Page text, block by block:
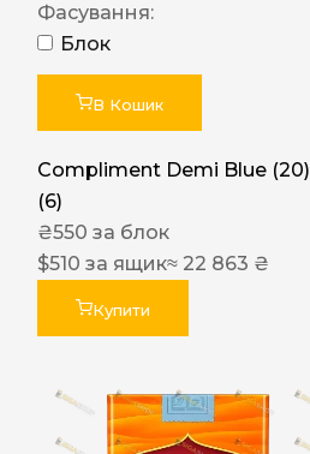
Фасування:
Блок
В Кошик
Compliment Demi Blue (20)
(6)
₴550 за блок
$510 за ящик≈ 22 863 ₴
Купити